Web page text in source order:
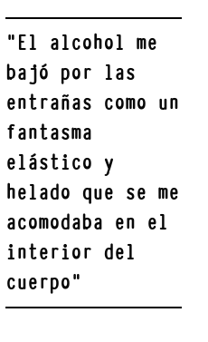
"El alcohol me
bajó por las
entrañas como un
fantasma
elástico y
helado que se me
acomodaba en el
interior del
cuerpo"